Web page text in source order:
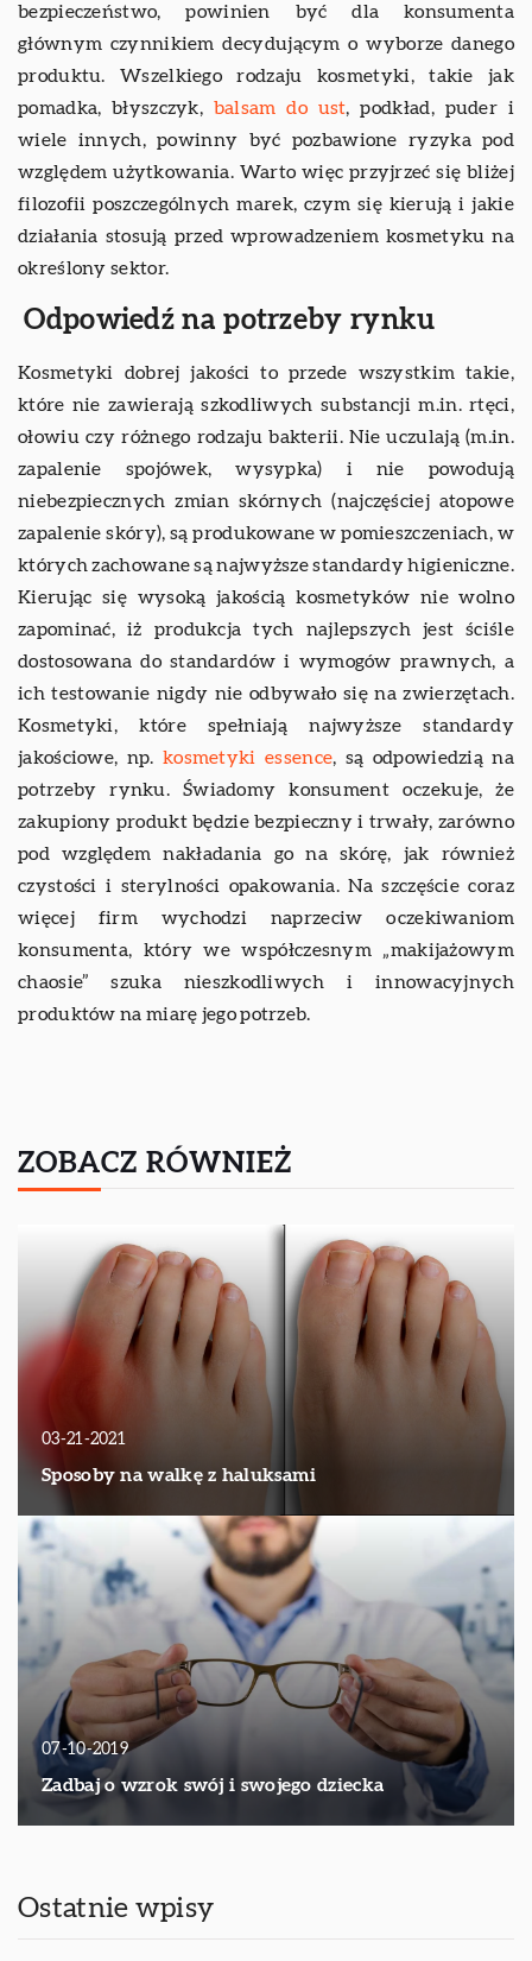
bezpieczeństwo, powinien być dla konsumenta
głównym czynnikiem decydującym o wyborze danego
produktu. Wszelkiego rodzaju kosmetyki, takie jak
pomadka, błyszczyk, balsam do ust, podkład, puder i
wiele innych, powinny być pozbawione ryzyka pod
względem użytkowania. Warto więc przyjrzeć się bliżej
filozofii poszczególnych marek, czym się kierują i jakie
działania stosują przed wprowadzeniem kosmetyku na
określony sektor.
Odpowiedź na potrzeby rynku
Kosmetyki dobrej jakości to przede wszystkim takie,
które nie zawierają szkodliwych substancji m.in. rtęci,
ołowiu czy różnego rodzaju bakterii. Nie uczulają (m.in.
zapalenie spojówek, wysypka) i nie powodują
niebezpiecznych zmian skórnych (najczęściej atopowe
zapalenie skóry), są produkowane w pomieszczeniach, w
których zachowane są najwyższe standardy higieniczne.
Kierując się wysoką jakością kosmetyków nie wolno
zapominać, iż produkcja tych najlepszych jest ściśle
dostosowana do standardów i wymogów prawnych, a
ich testowanie nigdy nie odbywało się na zwierzętach.
Kosmetyki, które spełniają najwyższe standardy
jakościowe, np. kosmetyki essence, są odpowiedzią na
potrzeby rynku. Świadomy konsument oczekuje, że
zakupiony produkt będzie bezpieczny i trwały, zarówno
pod względem nakładania go na skórę, jak również
czystości i sterylności opakowania. Na szczęście coraz
więcej firm wychodzi naprzeciw oczekiwaniom
konsumenta, który we współczesnym „makijażowym
chaosie” szuka nieszkodliwych i innowacyjnych
produktów na miarę jego potrzeb.
ZOBACZ RÓWNIEŻ
03-21-2021
Sposoby na walkę z haluksami
07-10-2019
Zadbaj o wzrok swój i swojego dziecka
Ostatnie wpisy